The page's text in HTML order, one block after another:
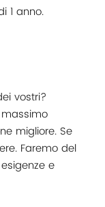
1 anno.
vostri?
migliore. Se
Faremo del
e